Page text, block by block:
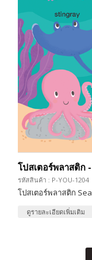
โปสเตอร์พลาสติก
รหัสสินค้า : P-YOU-1204
โปสเตอร์พลาสติก
ดูรายละเอียดเพิ่มเติม